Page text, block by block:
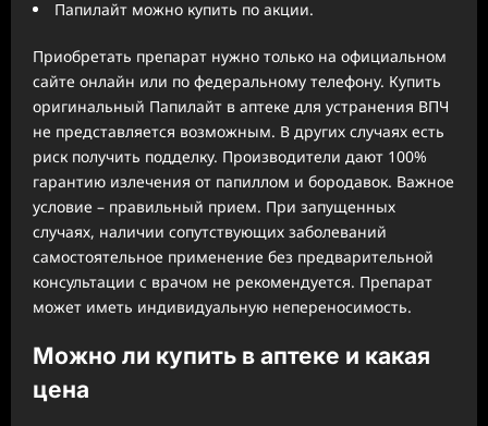
Папилайт можно купить по акции.
Приобретать препарат нужно только на официальном
сайте онлайн или по федеральному телефону. Купить
оригинальный Папилайт в аптеке для устранения ВПЧ
не представляется возможным. В других случаях есть
риск получить подделку. Производители дают 100%
гарантию излечения от папиллом и бородавок. Важное
условие – правильный прием. При запущенных
случаях, наличии сопутствующих заболеваний
самостоятельное применение без предварительной
консультации с врачом не рекомендуется. Препарат
может иметь индивидуальную непереносимость.
Можно ли купить в аптеке и какая
цена